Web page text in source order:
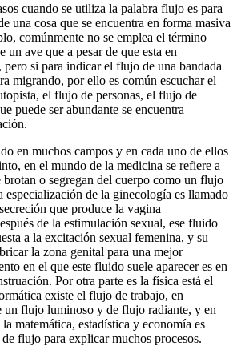
cuando se utiliza la palabra flujo es para
una cosa que se encuentra en forma masiva
comúnmente no se emplea el término
ave que a pesar de que esta en
si para indicar el flujo de una bandada
migrando, por ello es común escuchar el
el flujo de personas, el flujo de
puede ser abundante se encuentra
en muchos campos y en cada uno de ellos
en el mundo de la medicina se refiere a
brotan o segregan del cuerpo como un flujo
especialización de la ginecología es llamado
que produce la vagina
de la estimulación sexual, ese fluido
a la excitación sexual femenina, y su
la zona genital para una mejor
en el que este fluido suele aparecer es en
Por otra parte es la física está el
existe el flujo de trabajo, en
un flujo luminoso y de flujo radiante, y en
matemática, estadística y economía es
flujo para explicar muchos procesos.